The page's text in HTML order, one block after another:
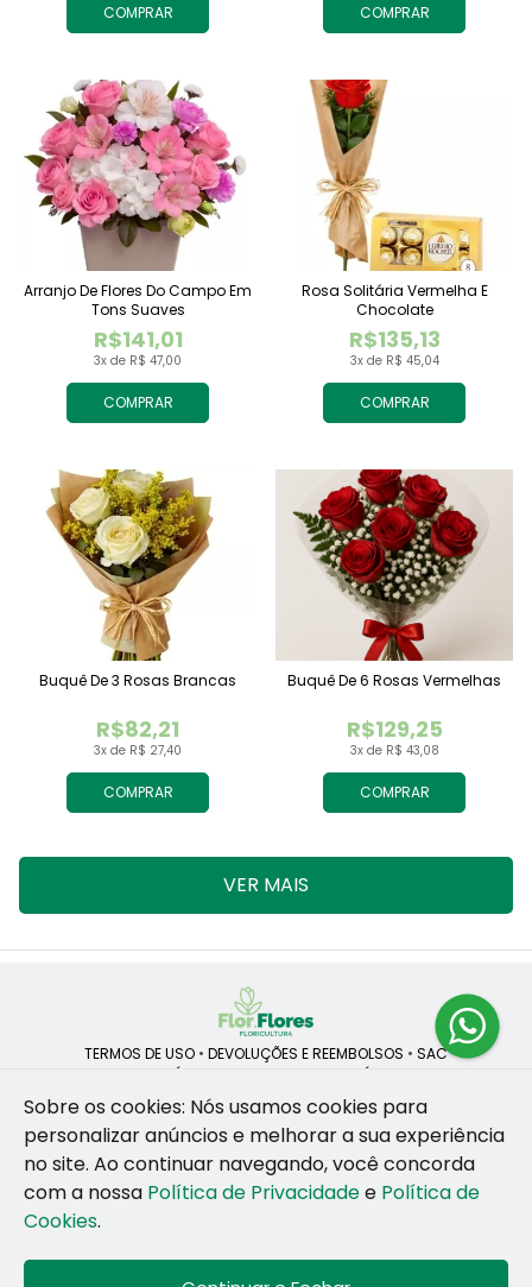
COMPRAR COMPRAR
COMPRAR
3x de R$ 47,00
R$141,01
Arranjo De Flores Do Campo Em
Tons Suaves
COMPRAR
3x de R$ 45,04
R$135,13
Rosa Solitária Vermelha E
Chocolate
COMPRAR
3x de R$ 27,40
R$82,21
Buquê De 3 Rosas Brancas
COMPRAR
3x de R$ 43,08
R$129,25
Buquê De 6 Rosas Vermelhas
VER MAIS
TERMOS DE USO • DEVOLUÇÕES E REEMBOLSOS • SAC
POLÍTICA DE PRIVACIDADE POLÍTICA DE COOKIES
ROSANE CRISTINA LINS DE VESCONCELOS | CNPJ: 55.381.783/0001-92
CAIS SANTA RITA, no SN, BOX 34-35, Sao Jose - Recife - PE - 50020-
© 2024-2026 - Todos os direitos reservados - Desenvolvido por
Sobre os cookies: Nós usamos cookies para
personalizar anúncios e melhorar a sua experiência
no site. Ao continuar navegando, você concorda
com a nossa Política de Privacidadee Política de
Cookies.